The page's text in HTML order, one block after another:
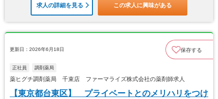
求人の詳細を見る この求人に興味がある
更新日：2026年6月18日 保存する
正社員 調剤薬局
薬ヒグチ調剤薬局 千束店 ファーマライズ株式会社の薬剤師求人
【東京都台東区】 プライベートとのメリハリをつけ